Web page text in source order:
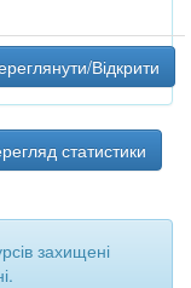
Відкрити
статистики
захищені